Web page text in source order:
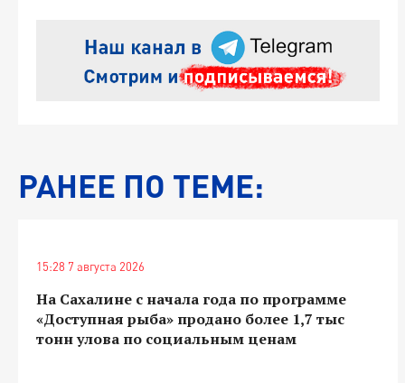
РАНЕЕ ПО ТЕМЕ:
15:28 7 августа 2026
На Сахалине с начала года по программе
«Доступная рыба» продано более 1,7 тыс
тонн улова по социальным ценам